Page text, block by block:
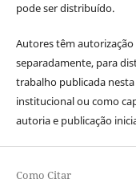
pode ser distribuído.
Autores têm
separadamente, para
trabalho publicada
institucional ou como
autoria e publicação
Como Citar